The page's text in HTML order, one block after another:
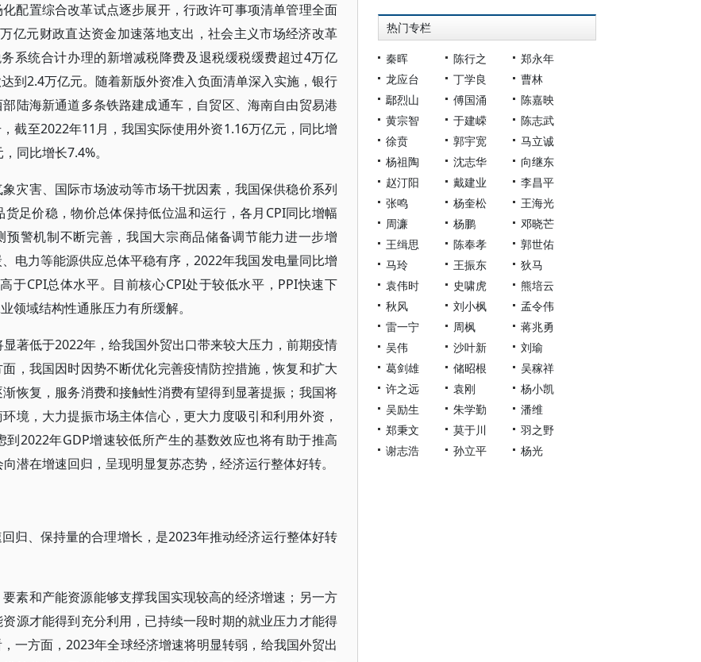
配置综合改革试点逐步展开，行政许可事项清单管理全面
亿元财政直达资金加速落地支出，社会主义市场经济改革
系统合计办理的新增减税降费及退税缓税缓费超过4万亿
到2.4万亿元。随着新版外资准入负面清单深入实施，银行
陆海新通道多条铁路建成通车，自贸区、海南自由贸易港
截至2022年11月，我国实际使用外资1.16万亿元，同比增
同比增长7.4%。
灾害、国际市场波动等市场干扰因素，我国保供稳价系列
足价稳，物价总体保持低位温和运行，各月CPI同比增幅
警机制不断完善，我国大宗商品储备调节能力进一步增
电力等能源供应总体平稳有序，2022年我国发电量同比增
于CPI总体水平。目前核心CPI处于较低水平，PPI快速下
领域结构性通胀压力有所缓解。
著低于2022年，给我国外贸出口带来较大压力，前期疫情
，我国因时因势不断优化完善疫情防控措施，恢复和扩大
恢复，服务消费和接触性消费有望得到显著提振；我国将
境，大力提振市场主体信心，更大力度吸引和利用外资，
2022年GDP增速较低所产生的基数效应也将有助于推高
潜在增速回归，呈现明显复苏态势，经济运行整体好转。
归、保持量的合理增长，是2023年推动经济运行整体好转
素和产能资源能够支撑我国实现较高的经济增速；另一方
源才能得到充分利用，已持续一段时期的就业压力才能得
一方面，2023年全球经济增速将明显转弱，给我国外贸出
热门专栏
秦晖 陈行之
郑永年
龙应台
丁学良
曹林
鄢烈山
傅国涌
陈嘉映
黄宗智
于建嵘
陈志武
徐贲
郭宇宽
马立诚
杨祖陶
沈志华
向继东
赵汀阳
戴建业
李昌平
张鸣
杨奎松
王海光
周濂
杨鹏
邓晓芒
王缉思
陈奉孝
郭世佑
马玲
王振东
狄马
袁伟时
史啸虎
熊培云
秋风
刘小枫
孟令伟
雷一宁
周枫
蒋兆勇
吴伟
沙叶新
刘瑜
葛剑雄
储昭根
吴稼祥
许之远
袁刚
杨小凯
吴励生
朱学勤
潘维
郑秉文
莫于川
羽之野
谢志浩
孙立平 杨光